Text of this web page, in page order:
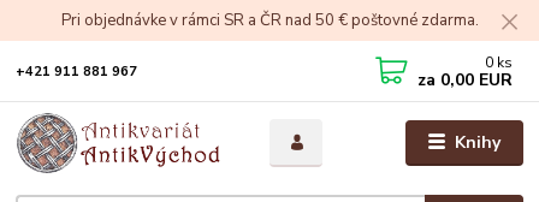
Pri objednávke v rámci SR a ČR nad 50 € poštovné zdarma.
Knihy
+421 911 881 967 0 ks
za 0,00 EUR